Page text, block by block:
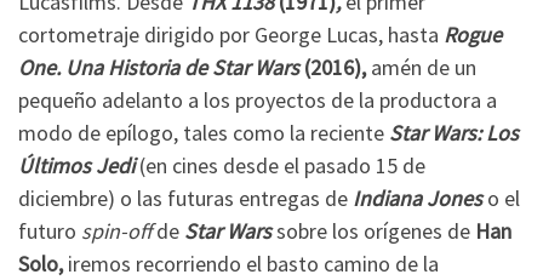
cortometraje dirigido por George Lucas, hasta Rogue
One. Una Historia de Star Wars(2016),amén de un
pequeño adelanto a los proyectos de la productora a
modo de epílogo, tales como la reciente Star Wars: Los
Últimos Jedi(en cines desde el pasado 15 de
diciembre) o las futuras entregas de Indiana Joneso el
futuro spin-offde Star Warssobre los orígenes de Han
Solo,iremos recorriendo el basto camino de la